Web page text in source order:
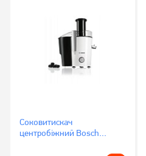
Соковитискач
центробіжний Bosch